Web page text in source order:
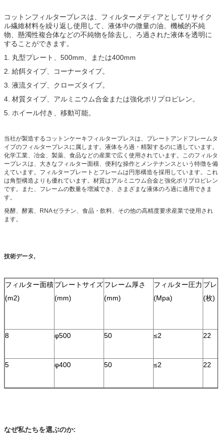
コットンフィルタープレスは、フィルターメディアとしてリサイク
ル繊維材料を繰り返し使用して、液体中の微量の油、機械的不純
物、懸濁性複合体などの不純物を除去し、ろ過された液体を透明に
することができます。
1. 丸型プレート、500mm、または400mm
2. 給餌タイプ、コーナータイプ。
3. 液流タイプ、クローズタイプ。
4. 材質タイプ、アルミニウム合金または強化ポリプロピレン。
5. ホイール付き、移動可能。
当社が製造するコットンケーキフィルタープレスは、プレートアンドフレームタ
イプのフィルタープレスに属します。液体をろ過・精製するのに適しています。
化学工業、冶金、製薬、食品などの産業で広く使用されています。このフィルタ
ープレスは、大きなフィルター面積、便利な操作とメンテナンスという特徴を備
えています。フィルタープレートとフレームは円形構造を採用しています。これ
は角型構造よりも優れています。材質はアルミニウム合金と強化ポリプロピレン
です。また、フレームの数量を増減でき、さまざまな液体のろ過に適用できま
す。
発酵、酵素、RNAゼラチン、食品・飲料、その他の高精度要求産業で使用され
ます。
技術データ,
フィルター面積
(m2)
プレートサイズ
(mm)
フレーム厚さ
(mm)
フィルター圧力
(Mpa)
プレ
(枚)
8 φ500 50 ≤2 22
5 φ400 50 ≤2 22
なぜ私たちを選ぶのか: